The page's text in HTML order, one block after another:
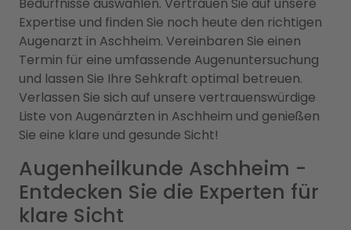
Expertise und finden Sie noch heute den richtigen
Augenarzt in Aschheim. Vereinbaren Sie einen
Termin für eine umfassende Augenuntersuchung
und lassen Sie Ihre Sehkraft optimal betreuen.
Verlassen Sie sich auf unsere vertrauenswürdige
Liste von Augenärzten in Aschheim und genießen
Sie eine klare und gesunde Sicht!
Augenheilkunde Aschheim -
Entdecken Sie die Experten für
klare Sicht